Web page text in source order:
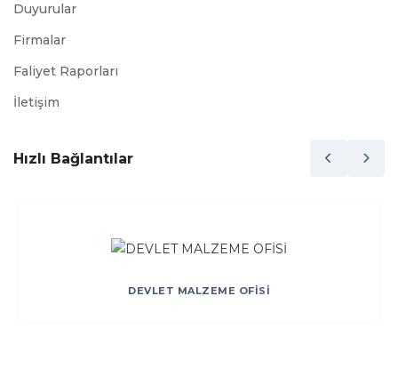
Duyurular
Firmalar
Faliyet Raporları
İletişim
Hızlı Bağlantılar
DEVLET MALZEME OFİSİ